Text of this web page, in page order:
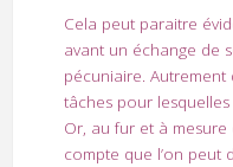
Cela peut paraitre
avant un échange de
pécuniaire. Autrement
tâches pour
Or, au fur et à
compte que l’on peut